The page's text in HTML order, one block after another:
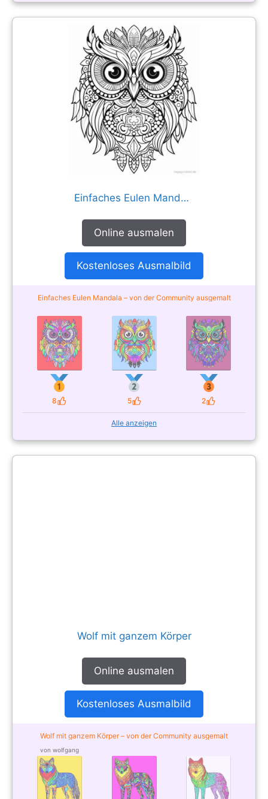
Einfaches Eulen Mandala
Online ausmalen
Kostenloses Ausmalbild
Einfaches Eulen Mandala – von der Community ausgemalt
8
Likes 5
Likes 2
Likes
Alle anzeigen
Wolf mit ganzem Körper
Online ausmalen
Kostenloses Ausmalbild
Wolf mit ganzem Körper – von der Community ausgemalt
von wolfgang